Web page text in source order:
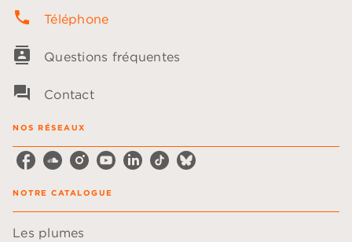
phone Téléphone
contacts Questions fréquentes
question_answer Contact
NOS RÉSEAUX
NOTRE CATALOGUE
Les plumes